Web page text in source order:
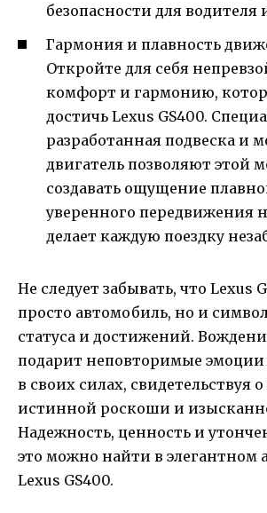
безопасности для водителя
Гармония и плавность
Откройте для себя
комфорт и гармонию,
достичь Lexus GS400.
разработанная подвеска и
двигатель позволяют этой
создавать ощущение
уверенного передвижения
делает каждую поездку
Не следует забывать, что Lexus
просто автомобиль, но и
статуса и достижений.
подарит неповторимые эмоции
в своих силах, свидетельствуя
истинной роскоши и
Надежность, ценность и
это можно найти в элегантном
Lexus GS400.